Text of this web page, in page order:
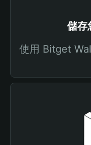
儲存
使用 Bitget